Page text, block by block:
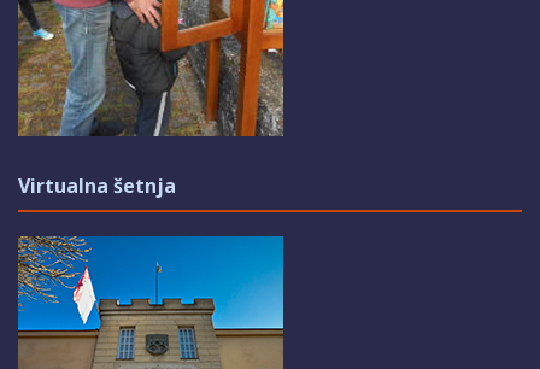
Virtualna šetnja